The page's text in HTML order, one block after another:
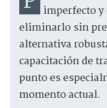
imperfecto
eliminarlo sin
alternativa
capacitación de
punto es
momento actual.